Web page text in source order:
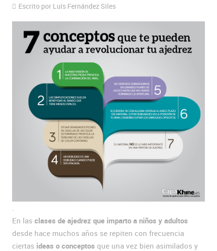
Escrito por Luís Fernández Siles
En las clases de ajedrez que imparto a niños y adultos
desde hace muchos años se repiten con frecuencia
ciertas ideas o conceptos que una vez bien asimilados y